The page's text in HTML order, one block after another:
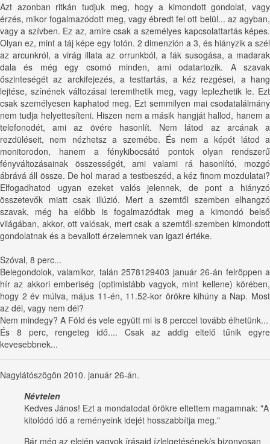
Azt azonban ritkán tudjuk meg, hogy a kimondott gondolat, vagy
érzés, mikor fogalmazódott meg, vagy ébredt fel ott belül... az agyban,
vagy a szívben. Ez az, amire csak a személyes kapcsolattartás képes.
Olyan ez, mint a táj képe egy fotón. 2 dimenzión a 3, és hiányzik a szél
az arcunkról, a virág illata az orrunkból, a fák susogása, a madarak
dala és még egy csomó minden, ami odatartozik. A szavak
őszinteségét az arckifejezés, a testtartás, a kéz rezgései, a hang
lejtése, színének változásai teremthetik meg, vagy leplezhetik le. Ezt
csak személyesen kaphatod meg. Ezt semmilyen mai csodatalálmány
nem tudja helyettesíteni. Hiszen nem a másik hangját hallod, hanem a
telefonodét, ami az övére hasonlít. Nem látod az arcának a
rezdüléseit, nem nézhetsz a szemébe. És nem a képét látod a
monitorodon, hanem a fénykibocsátó pontok olyan rendszerű
fényváltozásainak összességét, ami valami rá hasonlító, mozgó
ábrává áll össze. De hol marad a testbeszéd, a kéz finom mozdulatai?
Elfogadhatod ugyan ezeket valós jelennek, de pont a hiányzó
összetevők miatt csak illúzió. Mert a szemtől szemben elhangzó
szavak, még ha előbb is fogalmazódtak meg a kimondó belső
világában, akkor, ott valósak, mert csak a szemtől-szemben kimondott
gondolatnak és a bevallott érzelemnek van igazi értéke.
Szóval, 8 perc...
Belegondolok, valamikor, talán 2578129403 január 26-án felröppen a
hír az akkori emberiség (optimistább vagyok, mint kellene) körében,
hogy 2 év múlva, május 11-én, 11.52-kor örökre kihúny a Nap. Most
az dél, vagy nem dél?
Nem mindegy? A Föld és vele együtt mi is 8 perccel tovább élhetünk...
És 8 perc, rengeteg idő.... Csak az addig eltelő tűnik egyre
kevesebbnek...
Nagylátószögön 2010. január 26-án.
Névtelen
Kedves János! Ezt a mondatodat örökre eltettem magamnak: "A
kitolódó idő a reményeink idejét hosszabbítja meg."
Bár még az elején vagyok írásaid ízlelgetésének/s bizonyosan